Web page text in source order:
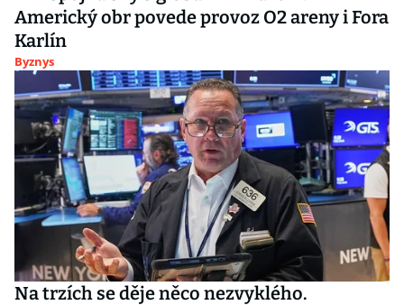
Americký obr povede provoz O2 areny i Fora
Karlín
Byznys
Na trzích se děje něco nezvyklého.